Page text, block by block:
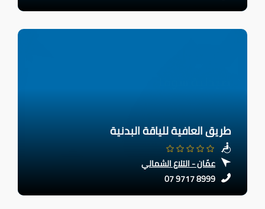
طريق العافية للياقة البدنية
عمّان - التلاع الشمالي
07 9717 8999